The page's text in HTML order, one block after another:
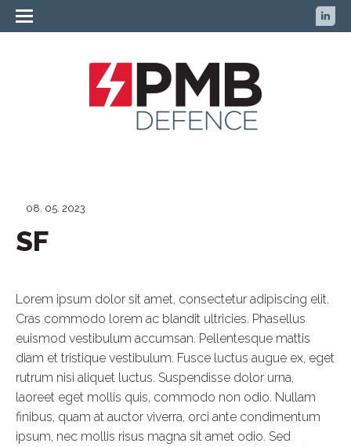
08. 05. 2023
SF
Lorem ipsum dolor sit amet, consectetur adipiscing elit.
Cras commodo lorem ac blandit ultricies. Phasellus
euismod vestibulum accumsan. Pellentesque mattis
diam et tristique vestibulum. Fusce luctus augue ex, eget
rutrum nisi aliquet luctus. Suspendisse dolor urna,
laoreet eget mollis quis, commodo non odio. Nullam
finibus, quam at auctor viverra, orci ante condimentum
ipsum, nec mollis risus magna sit amet odio. Sed